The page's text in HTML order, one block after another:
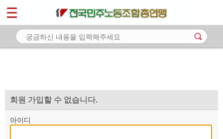
회원 가입할 수 없습니다.
아이디
마이페이지
소개
자료
부설기관